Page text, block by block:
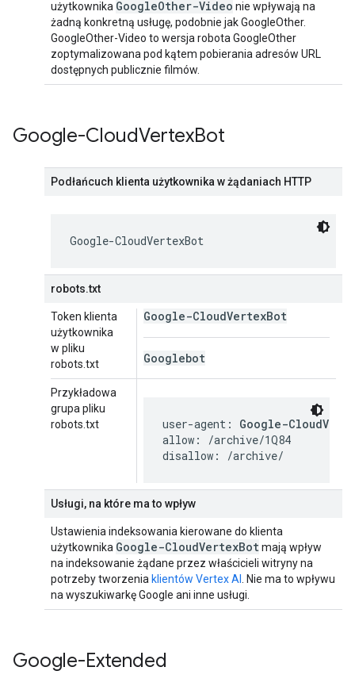
użytkownika GoogleOther-Video nie wpływają na
żadną konkretną usługę, podobnie jak GoogleOther.
GoogleOther-Video to wersja robota GoogleOther
zoptymalizowana pod kątem pobierania adresów URL
dostępnych publicznie filmów.
Google-CloudVertexBot
Podłańcuch klienta użytkownika w żądaniach HTTP
Google-CloudVertexBot
robots.txt
Token klienta
użytkownika
w pliku
robots.txt
Google-CloudVertexBot
Googlebot
Przykładowa
grupa pliku
robots.txt
user-agent: Google-
allow: /archive/1Q84
disallow: /archive/
Usługi, na które ma to wpływ
Ustawienia indeksowania kierowane do klienta
użytkownika Google-CloudVertexBotmają wpływ
na indeksowanie żądane przez właścicieli witryny na
potrzeby tworzenia klientów Vertex AI
. Nie ma to wpływu
na wyszukiwarkę Google ani inne usługi.
Google-Extended